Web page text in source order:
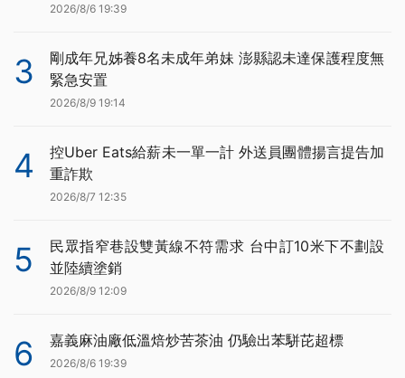
2026/8/6 19:39
3
剛成年兄姊養8名未成年弟妹 澎縣認未達保護程度無
緊急安置
2026/8/9 19:14
4
控Uber Eats給薪未一單一計 外送員團體揚言提告加
重詐欺
2026/8/7 12:35
5
民眾指窄巷設雙黃線不符需求 台中訂10米下不劃設
並陸續塗銷
2026/8/9 12:09
6 嘉義麻油廠低溫焙炒苦茶油 仍驗出苯駢芘超標
2026/8/6 19:39